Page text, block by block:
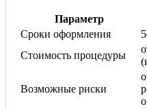
Параметр
Сроки оформления
Стоимость процедуры
Возможные риски